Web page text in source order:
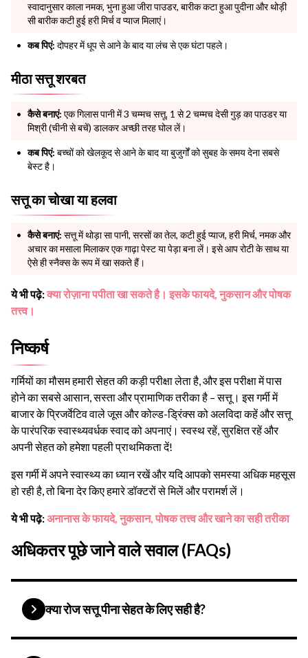
स्वादानुसार काला नमक, भुना हुआ जीरा पाउडर, बारीक कटा हुआ पुदीना और थोड़ी
सी बारीक कटी हुई हरी मिर्च व प्याज मिलाएं।
कब पिएं: दोपहर में धूप से आने के बाद या लंच से एक घंटा पहले।
मीठा सत्तू शरबत
कैसे बनाएं: एक गिलास पानी में 3 चम्मच सत्तू, 1 से 2 चम्मच देसी गुड़ का पाउडर या
मिश्री (चीनी से बचें) डालकर अच्छी तरह घोल लें।
कब पिएं: बच्चों को खेलकूद से आने के बाद या बुजुर्गों को सुबह के समय देना सबसे
बेस्ट है।
सत्तू का चोखा या हलवा
कैसे बनाएं: सत्तू में थोड़ा सा पानी, सरसों का तेल, कटी हुई प्याज, हरी मिर्च, नमक और
अचार का मसाला मिलाकर एक गाढ़ा पेस्ट या पेड़ा बना लें। इसे आप रोटी के साथ या
ऐसे ही स्नैक्स के रूप में खा सकते हैं।
ये भी पढ़े:क्या रोज़ाना पपीता खा सकते है। इसके फायदे, नुकसान और पोषक
तत्त्व।
निष्कर्ष
गर्मियों का मौसम हमारी सेहत की कड़ी परीक्षा लेता है, और इस परीक्षा में पास
होने का सबसे आसान, सस्ता और प्रामाणिक तरीका है – सत्तू। इस गर्मी में
बाजार के प्रिजर्वेटिव वाले जूस और कोल्ड-ड्रिंक्स को अलविदा कहें और सत्तू
के पारंपरिक स्वास्थ्यवर्धक स्वाद को अपनाएं। स्वस्थ रहें, सुरक्षित रहें और
अपनी सेहत को हमेशा पहली प्राथमिकता दें!
इस गर्मी में अपने स्वास्थ्य का ध्यान रखें और यदि आपको समस्या अधिक महसूस
हो रही है, तो बिना देर किए हमारे डॉक्टरों से मिलें और परामर्श लें।
ये भी पढ़े:अनानास के फायदे, नुकसान, पोषक तत्त्व और खाने का सही तरीका
अधिकतर पूछे जाने वाले सवाल (FAQs)
क्या रोज सत्तू पीना सेहत के लिए सही है?